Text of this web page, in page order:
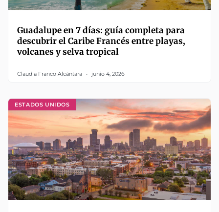
Guadalupe en 7 días: guía completa para
descubrir el Caribe Francés entre playas,
volcanes y selva tropical
Claudia Franco Alcántara junio 4, 2026
ESTADOS UNIDOS